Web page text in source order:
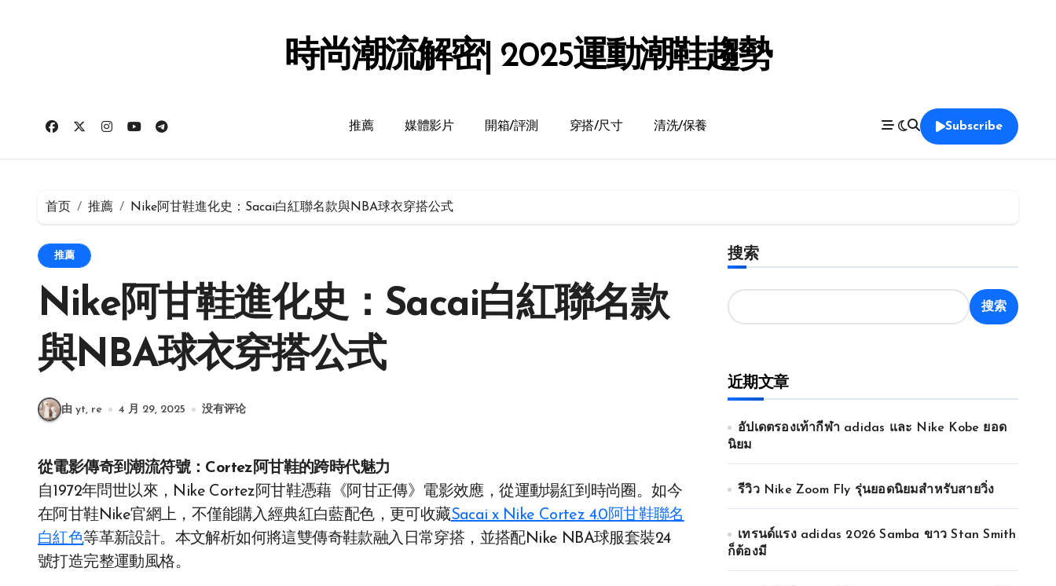
時尚潮流解密| 2025運動潮鞋趨勢
推薦 媒體影片 開箱/評測 穿搭/尺寸 清洗/保養 Subscribe
首页 推薦 Nike阿甘鞋進化史：Sacai白紅聯名款與NBA球衣穿搭公式
推薦
Nike阿甘鞋進化史：Sacai白紅聯名款
與NBA球衣穿搭公式
由 yt, re 4 月 29, 2025 没有评论
從電影傳奇到潮流符號：Cortez阿甘鞋的跨時代魅力
自1972年問世以來，Nike Cortez阿甘鞋憑藉《阿甘正傳》電影效應，從運動場紅到時尚圈。如今
在阿甘鞋Nike官網上，不僅能購入經典紅白藍配色，更可收藏Sacai x Nike Cortez 4.0阿甘鞋聯名
白紅色等革新設計。本文解析如何將這雙傳奇鞋款融入日常穿搭，並搭配Nike NBA球服套裝24
號打造完整運動風格。
搜索
搜索
近期文章
อัปเดตรองเท้ากีฬา adidas และ Nike Kobe ยอด
นิยม
รีวิว Nike Zoom Fly รุ่นยอดนิยมสำหรับสายวิ่ง
เทรนด์แรง adidas 2026 Samba ขาว Stan Smith
ก็ต้องมี